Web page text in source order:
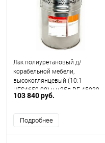
Лак полиуретановый д/
корабельной мебели,
высокоглянцевый (10:1
HES4650.00) н.у.25л DE 45039
103 840 руб.
Подробнее